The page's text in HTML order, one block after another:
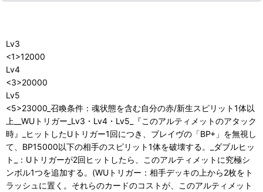
Lv3
<1>12000
Lv4
<3>20000
Lv5
<5>23000_召喚条件：魂状態を含む自分の赤/新生スピリット1体以
上__WUトリガー_Lv3・Lv4・Lv5_『このアルティメットのアタック
時』_ヒットしたUトリガー1回につき、ブレイヴの「BP+」を無視し
て、BP15000以下の相手のスピリット1体を破壊する。_ダブルヒッ
ト_：Uトリガーが2回ヒットしたら、このアルティメットに究極シ
ンボル1つを追加する。(WUトリガー：相手デッキの上から2枚をト
ラッシュに置く。それらのカードのコストが、このアルティメット